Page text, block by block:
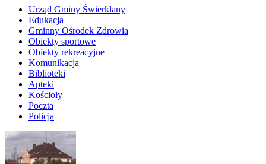
Urząd Gminy Świerklany
Edukacja
Gminny Ośrodek Zdrowia
Obiekty sportowe
Obiekty rekreacyjne
Komunikacja
Biblioteki
Apteki
Kościoły
Poczta
Policja